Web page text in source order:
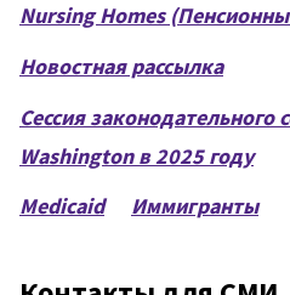
Nursing Homes
Новостная рассылка
Сессия законодательного
Washington в 2025 году
Medicaid
Иммигранты